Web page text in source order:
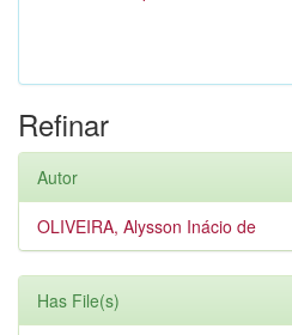
Refinar
Autor
OLIVEIRA, Alysson Inácio de
Has File(s)